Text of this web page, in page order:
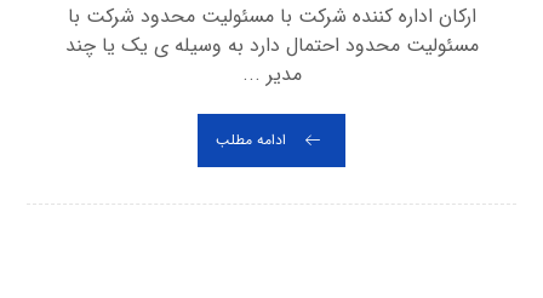
ارکان اداره کننده شرکت با مسئولیت محدود شرکت با
مسئولیت محدود احتمال دارد به وسیله ی یک یا چند
مدیر ...
ادامه مطلب